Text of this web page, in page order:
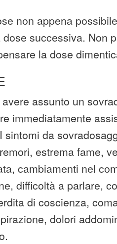
non appena
successiva. Non
la dose
assunto un
immediatamente
sintomi da
estrema fame,
cambiamenti nel
difficoltà a parlare,
di coscienza,
dolori